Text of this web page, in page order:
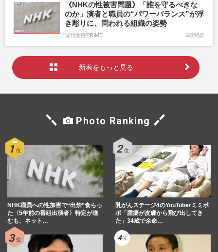
《NHKの性被害問題》「誰を守るべきな
のか」演者と職員の“パワーバランス”が浮
き彫りに、問われる組織の姿勢
週刊女性PRIME 8時間前
新着をもっと見る
Photo Ranking
NHK職員への性加害で“出禁”食らっ
た〈5年前の番組出演者〉特定が進
むも、ネット…
乳がんステージ4のYouTuberミミポ
ポ「腫瘍が皮膚から飛び出してき
た」34歳で余命…